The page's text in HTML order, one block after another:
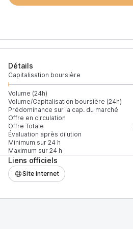
Détails
Capitalisation boursière
Volume (24h)
Volume/Capitalisation boursière (24h)
Prédominance sur la cap. du marché
Offre en circulation
Offre Totale
Évaluation après dilution
Minimum sur 24 h
Maximum sur 24 h
Liens officiels
Site internet
% du volume Confiance
100 %